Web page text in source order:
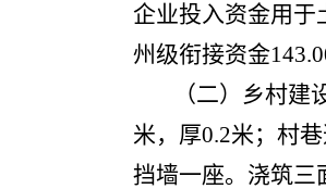
企业投入资金用于
州级衔接资金
（二）乡村建
米，厚0.2米；村
挡墙一座。浇筑三